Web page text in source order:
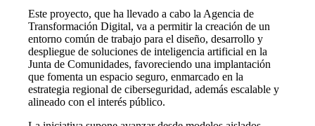
Este proyecto, que ha llevado a cabo la Agencia de
Transformación Digital, va a permitir la creación de un
entorno común de trabajo para el diseño, desarrollo y
despliegue de soluciones de inteligencia artificial en la
Junta de Comunidades, favoreciendo una implantación
que fomenta un espacio seguro, enmarcado en la
estrategia regional de ciberseguridad, además escalable y
alineado con el interés público.